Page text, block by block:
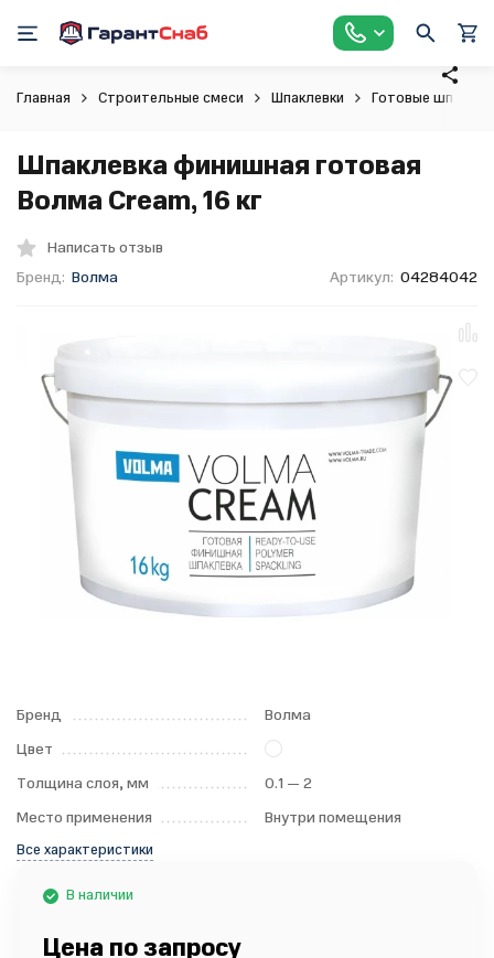
Главная Строительные смеси Шпаклевки Готовые
Шпаклевка финишная готовая
Волма Сream, 16 кг
Написать отзыв
Бренд: Волма Артикул: 04284042
Бренд
Волма
Цвет
Толщина слоя, мм
0.1 — 2
Место применения
Внутри помещения
Все характеристики
В наличии
Цена по запросу